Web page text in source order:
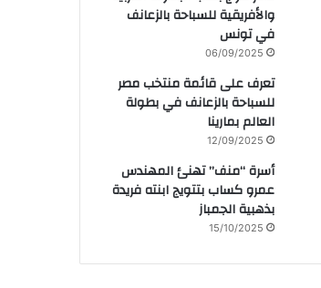
والأفريقية للسباحة بالزعانف
في تونس
06/09/2025
تعرف على قائمة منتخب مصر
للسباحة بالزعانف في بطولة
العالم بمارينا
12/09/2025
أسرة “منف” تهنئ المهندس
عمرو كساب بتتويج ابنته فريدة
بذهبية الجمباز
15/10/2025